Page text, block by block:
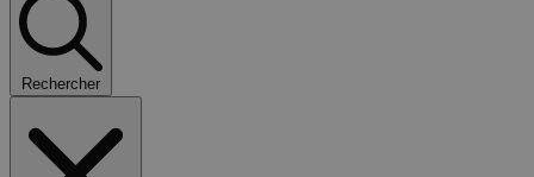
Rechercher